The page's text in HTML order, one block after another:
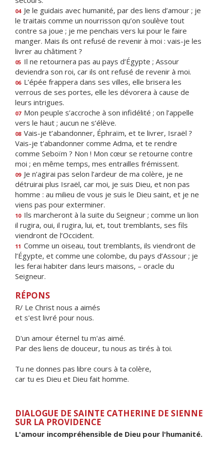
04 Je le guidais avec humanité, par des liens d’amour ; je
le traitais comme un nourrisson qu’on soulève tout
contre sa joue ; je me penchais vers lui pour le faire
manger. Mais ils ont refusé de revenir à moi : vais-je les
livrer au châtiment ?
05 Il ne retournera pas au pays d’Égypte ; Assour
deviendra son roi, car ils ont refusé de revenir à moi.
06 L’épée frappera dans ses villes, elle brisera les
verrous de ses portes, elle les dévorera à cause de
leurs intrigues.
07 Mon peuple s’accroche à son infidélité ; on l’appelle
vers le haut ; aucun ne s’élève.
08 Vais-je t’abandonner, Éphraïm, et te livrer, Israël ?
Vais-je t’abandonner comme Adma, et te rendre
comme Seboïm ? Non ! Mon cœur se retourne contre
moi ; en même temps, mes entrailles frémissent.
09 Je n’agirai pas selon l’ardeur de ma colère, je ne
détruirai plus Israël, car moi, je suis Dieu, et non pas
homme : au milieu de vous je suis le Dieu saint, et je ne
viens pas pour exterminer.
10 Ils marcheront à la suite du Seigneur ; comme un lion
il rugira, oui, il rugira, lui, et, tout tremblants, ses fils
viendront de l’Occident.
11 Comme un oiseau, tout tremblants, ils viendront de
l’Égypte, et comme une colombe, du pays d’Assour ; je
les ferai habiter dans leurs maisons, – oracle du
Seigneur.
RÉPONS
R/ Le Christ nous a aimés
et s'est livré pour nous.
D'un amour éternel tu m'as aimé.
Par des liens de douceur, tu nous as tirés à toi.
Tu ne donnes pas libre cours à ta colère,
car tu es Dieu et Dieu fait homme.
DIALOGUE DE SAINTE CATHERINE DE SIENNE
SUR LA PROVIDENCE
L'amour incompréhensible de Dieu pour l'humanité.